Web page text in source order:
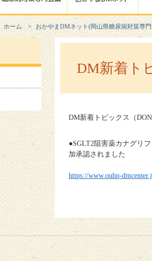
ホーム おかやまDMネット(岡山県糖尿病対策専
DM新着ト
DM新着トピックス（
●SGLT2阻害薬カナグリ
加承認されました
https://www.ouhp-